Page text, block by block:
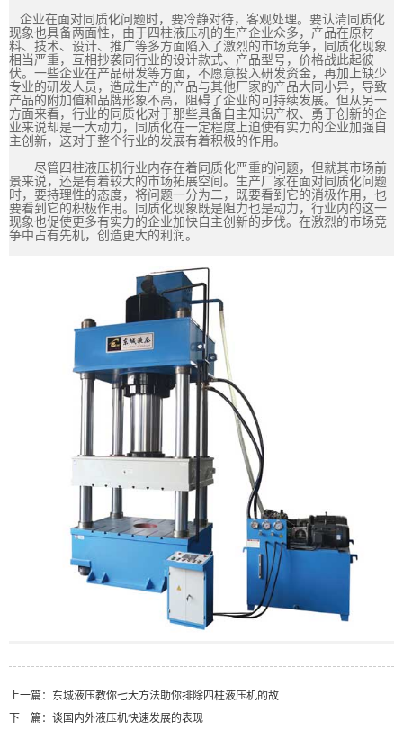
企业在面对同质化问题时，要冷静对待，客观处理。要认清同质化
现象也具备两面性，由于四柱液压机的生产企业众多，产品在原材
料、技术、设计、推广等多方面陷入了激烈的市场竞争，同质化现象
相当严重，互相抄袭同行业的设计款式、产品型号，价格战此起彼
伏。一些企业在产品研发等方面，不愿意投入研发资金，再加上缺少
专业的研发人员，造成生产的产品与其他厂家的产品大同小异，导致
产品的附加值和品牌形象不高，阻碍了企业的可持续发展。但从另一
方面来看，行业的同质化对于那些具备自主知识产权、勇于创新的企
业来说却是一大动力，同质化在一定程度上迫使有实力的企业加强自
主创新，这对于整个行业的发展有着积极的作用。
尽管四柱液压机行业内存在着同质化严重的问题，但就其市场前
景来说，还是有着较大的市场拓展空间。生产厂家在面对同质化问题
时，要持理性的态度，将问题一分为二，既要看到它的消极作用，也
要看到它的积极作用。同质化现象既是阻力也是动力，行业内的这一
现象也促使更多有实力的企业加快自主创新的步伐。在激烈的市场竞
争中占有先机，创造更大的利润。
上一篇： 东城液压教你七大方法助你排除四柱液压机的故
下一篇： 谈国内外液压机快速发展的表现